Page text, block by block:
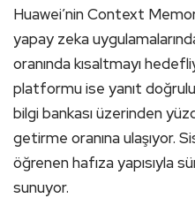
Huawei’nin Context
yapay zeka
oranında kısaltmayı
platformu ise yanıt
bilgi bankası üzerinden
getirme oranına ulaşıyor.
öğrenen hafıza yapısıyla
sunuyor.